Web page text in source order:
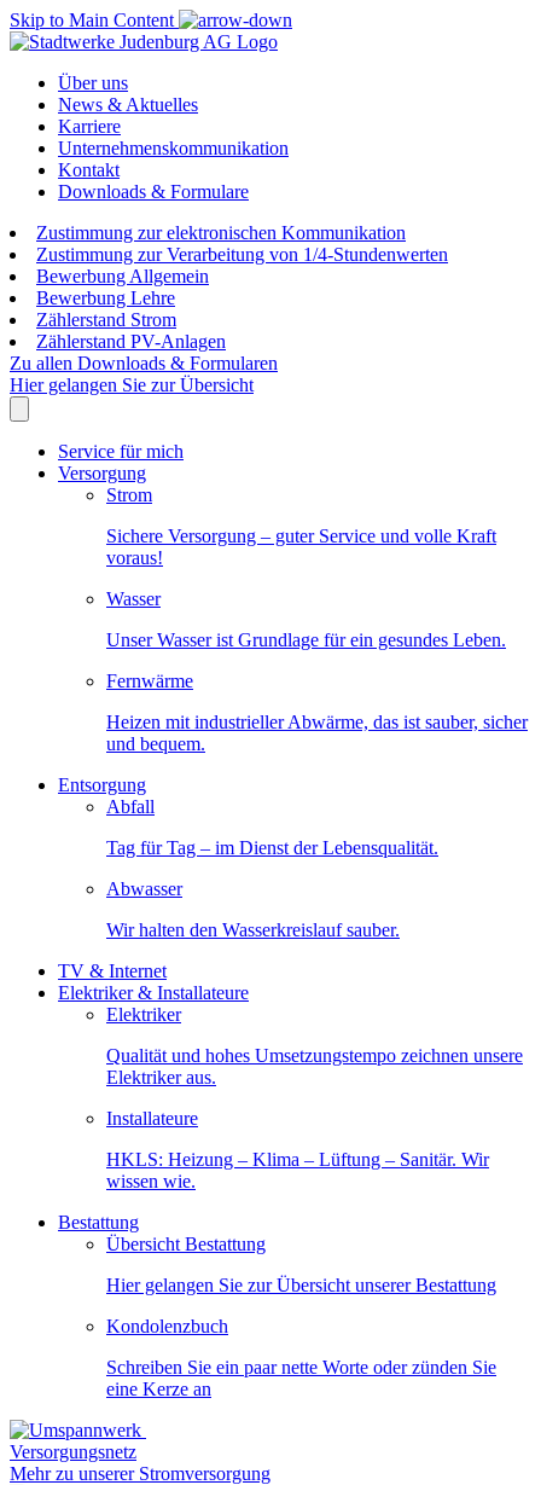
Skip to Main Content
Über uns
News & Aktuelles
Karriere
Unternehmenskommunikation
Kontakt
Downloads & Formulare
Zustimmung zur elektronischen Kommunikation
Zustimmung zur Verarbeitung von 1/4-Stundenwerten
Bewerbung Allgemein
Bewerbung Lehre
Zählerstand Strom
Zählerstand PV-Anlagen
Zu allen Downloads & Formularen
Hier gelangen Sie zur Übersicht
Service für mich
Versorgung
Strom
Sichere Versorgung – guter Service und volle Kraft
voraus!
Wasser
Unser Wasser ist Grundlage für ein gesundes Leben.
Fernwärme
Heizen mit industrieller Abwärme, das ist sauber, sicher
und bequem.
Entsorgung
Abfall
Tag für Tag – im Dienst der Lebensqualität.
Abwasser
Wir halten den Wasserkreislauf sauber.
TV & Internet
Elektriker & Installateure
Elektriker
Qualität und hohes Umsetzungstempo zeichnen unsere
Elektriker aus.
Installateure
HKLS: Heizung – Klima – Lüftung – Sanitär. Wir
wissen wie.
Bestattung
Übersicht Bestattung
Hier gelangen Sie zur Übersicht unserer Bestattung
Kondolenzbuch
Schreiben Sie ein paar nette Worte oder zünden Sie
eine Kerze an
Versorgungsnetz
Mehr zu unserer Stromversorgung